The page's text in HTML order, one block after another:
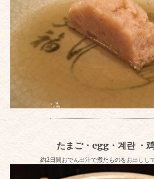
たまご・egg・계란 ・
約2日間おでん出汁で煮たものをお出しし